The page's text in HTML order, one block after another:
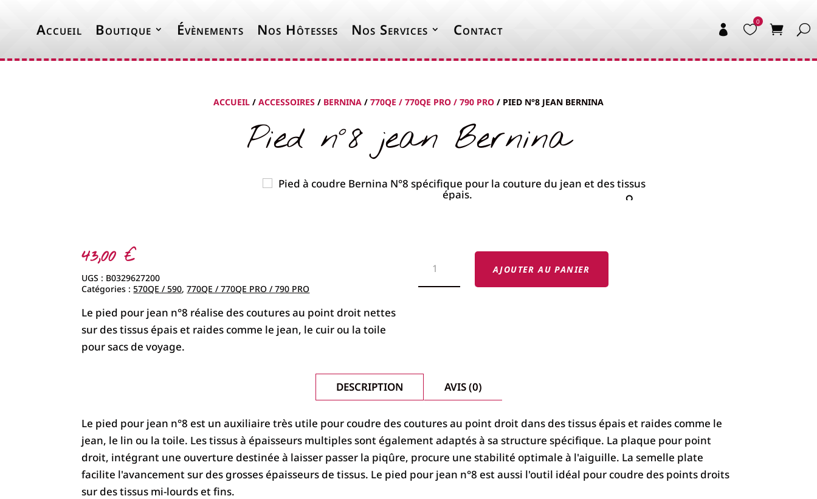
Accueil Boutique Évènements Nos Hôtesses Nos Services Contact  
ACCUEIL / ACCESSOIRES / BERNINA / 770QE / 770QE PRO / 790 PRO / PIED N°8 JEAN BERNINA
Pied n°8 jean Bernina
43,00€
UGS : B0329627200
Catégories :570QE / 590,770QE / 770QE PRO / 790 PRO
Le pied pour jean n°8 réalise des coutures au point droit nettes
sur des tissus épais et raides comme le jean, le cuir ou la toile
pour sacs de voyage.
N°8
AJOUTER AU PANIER
DESCRIPTION AVIS (0)
Le pied pour jean n°8 est un auxiliaire très utile pour coudre des coutures au point droit dans des tissus épais et raides comme le
jean, le lin ou la toile. Les tissus à épaisseurs multiples sont également adaptés à sa structure spécifique. La plaque pour point
droit, intégrant une ouverture destinée à laisser passer la piqûre, procure une stabilité optimale à l'aiguille. La semelle plate
facilite l'avancement sur des grosses épaisseurs de tissus. Le pied pour jean n°8 est aussi l'outil idéal pour coudre des points droits
sur des tissus mi-lourds et fins.